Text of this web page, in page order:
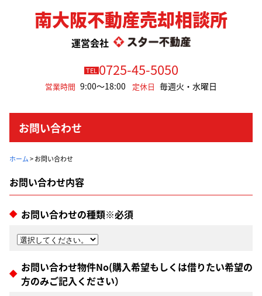
南大阪不動産売却相談所
運営会社
TEL0725-45-5050
営業時間 9:00～18:00 定休日 毎週火・水曜日
お問い合わせ
ホーム>お問い合わせ
お問い合わせの種類※必須
お問い合わせ物件No(購入希望もしくは借りたい希望の
方のみご記入ください）